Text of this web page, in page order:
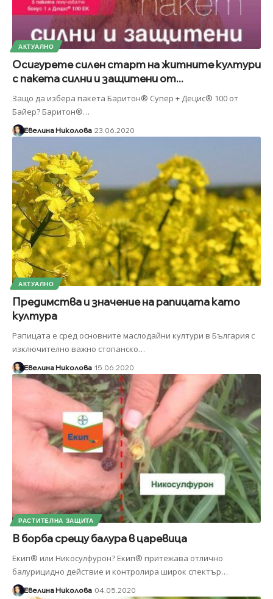
АКТУАЛНО
Осигурете силен старт на житните култури
с пакета силни и защитени от...
Защо да избера пакета Баритон® Супер + Децис® 100 от
Байер? Баритон®…
Евелина Николова 23.06.2020
АКТУАЛНО
Предимства и значение на рапицата като
култура
Рапицата е сред основните маслодайни култури в България с
изключително важно стопанско…
Евелина Николова 15.06.2020
РАСТИТЕЛНА ЗАЩИТА
В борба срещу балура в царевица
Екип® или Никосулфурон? Екип® притежава отлично
балурицидно действие и контролира широк спектър…
Евелина Николова 04.05.2020